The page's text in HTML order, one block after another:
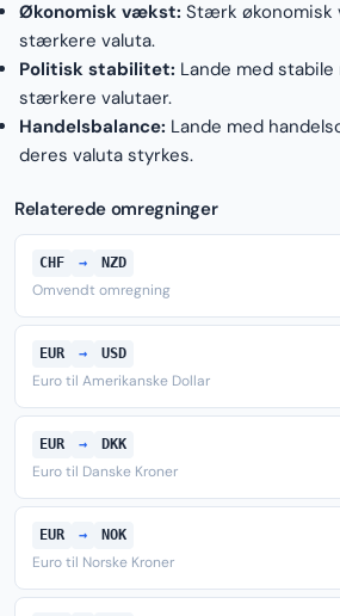
Økonomisk vækst: Stærk
stærkere valuta.
Politisk stabilitet: Lande med
stærkere valutaer.
Handelsbalance: Lande med
deres valuta styrkes.
Relaterede omregninger
CHF → NZD
Omvendt omregning
EUR → USD
Euro til Amerikanske Dollar
EUR → DKK
Euro til Danske Kroner
EUR → NOK
Euro til Norske Kroner